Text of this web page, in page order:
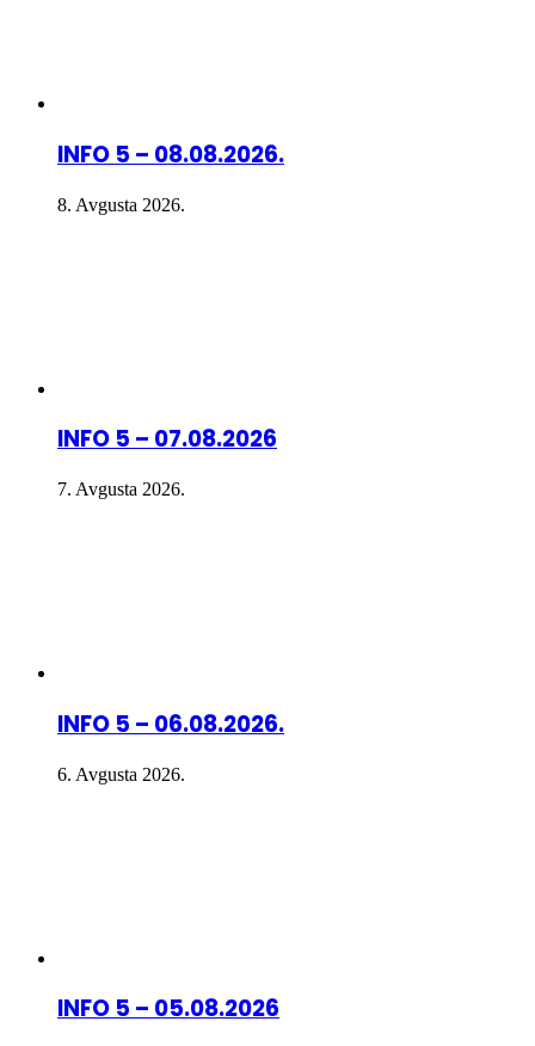
INFO 5 – 08.08.2026.
8. Avgusta 2026.
INFO 5 – 07.08.2026
7. Avgusta 2026.
INFO 5 – 06.08.2026.
6. Avgusta 2026.
INFO 5 – 05.08.2026